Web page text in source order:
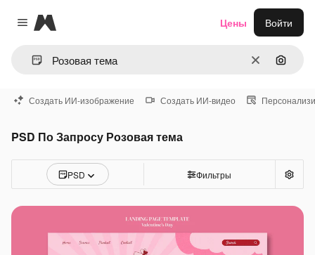
Close menu
Magnific
ОчиститьПоиск
Цены Войти
Создать ИИ-изображение Создать ИИ-видео
PSD По Запросу Розовая тема
PSD Фильтры